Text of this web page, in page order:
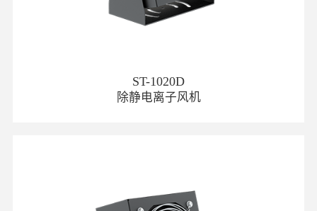
ST-1020D
除静电离子风机